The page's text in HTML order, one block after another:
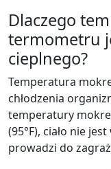
Dlaczego
termometru
cieplnego?
Temperatura
chłodzenia
temperatury
(95°F), ciało nie
prowadzi do